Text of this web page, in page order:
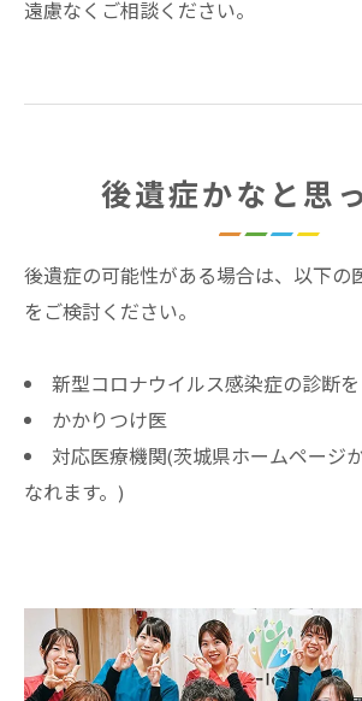
遠慮なくご相談ください。
後遺症かなと思
後遺症の可能性がある場合は、以下の
をご検討ください。
新型コロナウイルス感染症の診断
かかりつけ医
対応医療機関(茨城県ホームページ
なれます。)